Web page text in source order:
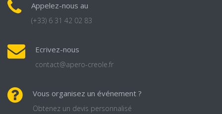
Appelez-nous au
(+33) 6 31 42 02 83
Ecrivez-nous
contact@apero-creole.fr
Vous organisez un événement ?
Obtenez un devis personnalisé